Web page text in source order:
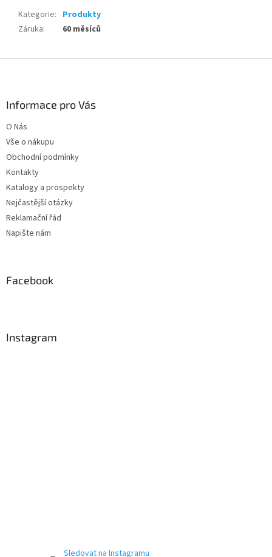
Kategorie: Produkty
Záruka: 60 měsíců
Informace pro Vás
O Nás
Vše o nákupu
Obchodní podmínky
Kontakty
Katalogy a prospekty
Nejčastější otázky
Reklamační řád
Napište nám
Facebook
Instagram
Sledovat na Instagramu